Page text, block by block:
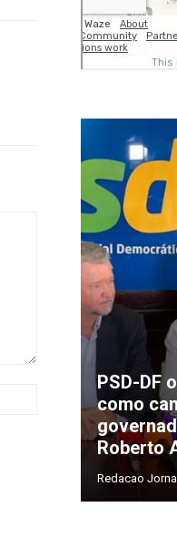
PSD-DF
como
Roberto
Redacao